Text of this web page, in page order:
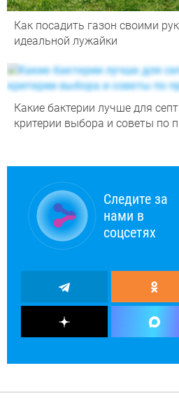
Как посадить газон своими
идеальной лужайки
Какие бактерии лучше для
критерии выбора и советы по
Следите за
нами в
соцсетях